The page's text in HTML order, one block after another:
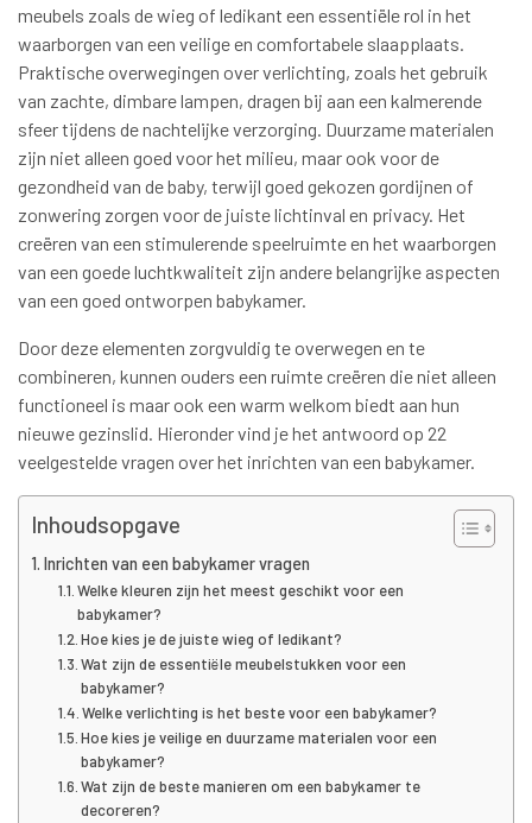
meubels zoals de wieg of ledikant een essentiële rol in het
waarborgen van een veilige en comfortabele slaapplaats.
Praktische overwegingen over verlichting, zoals het gebruik
van zachte, dimbare lampen, dragen bij aan een kalmerende
sfeer tijdens de nachtelijke verzorging. Duurzame materialen
zijn niet alleen goed voor het milieu, maar ook voor de
gezondheid van de baby, terwijl goed gekozen gordijnen of
zonwering zorgen voor de juiste lichtinval en privacy. Het
creëren van een stimulerende speelruimte en het waarborgen
van een goede luchtkwaliteit zijn andere belangrijke aspecten
van een goed ontworpen babykamer.
Door deze elementen zorgvuldig te overwegen en te
combineren, kunnen ouders een ruimte creëren die niet alleen
functioneel is maar ook een warm welkom biedt aan hun
nieuwe gezinslid. Hieronder vind je het antwoord op 22
veelgestelde vragen over het inrichten van een babykamer.
Inhoudsopgave
Inrichten van een babykamer vragen
Welke kleuren zijn het meest geschikt voor een
babykamer?
Hoe kies je de juiste wieg of ledikant?
Wat zijn de essentiële meubelstukken voor een
babykamer?
Welke verlichting is het beste voor een babykamer?
Hoe kies je veilige en duurzame materialen voor een
babykamer?
Wat zijn de beste manieren om een babykamer te
decoreren?